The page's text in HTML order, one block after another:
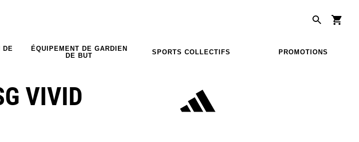
DE
ÉQUIPEMENT DE GARDIEN
DE BUT
SPORTS COLLECTIFS PROMOTIONS
VIVID